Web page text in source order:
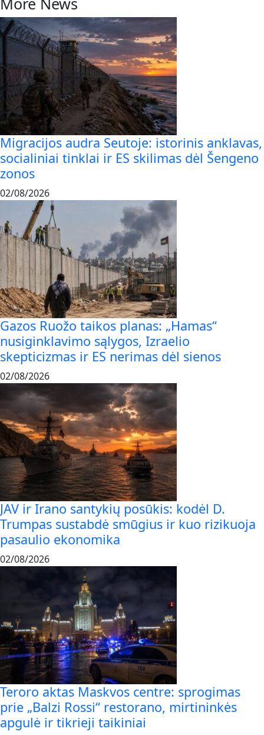
Migracijos audra Seutoje: istorinis anklavas,
socialiniai tinklai ir ES skilimas dėl Šengeno
zonos
02/08/2026
Gazos Ruožo taikos planas: „Hamas“
nusiginklavimo sąlygos, Izraelio
skepticizmas ir ES nerimas dėl sienos
02/08/2026
JAV ir Irano santykių posūkis: kodėl D.
Trumpas sustabdė smūgius ir kuo rizikuoja
pasaulio ekonomika
02/08/2026
Teroro aktas Maskvos centre: sprogimas
prie „Balzi Rossi“ restorano, mirtininkės
apgulė ir tikrieji taikiniai